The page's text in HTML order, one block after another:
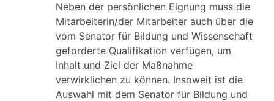
Neben der persönlichen Eignung muss die
Mitarbeiterin/der Mitarbeiter auch über die
vom Senator für Bildung und Wissenschaft
geforderte Qualifikation verfügen, um
Inhalt und Ziel der Maßnahme
verwirklichen zu können. Insoweit ist die
Auswahl mit dem Senator für Bildung und